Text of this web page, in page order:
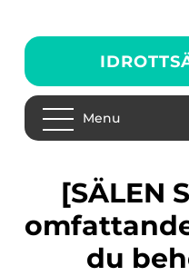
Menu
[SÄLEN SKIDOR]: En
du